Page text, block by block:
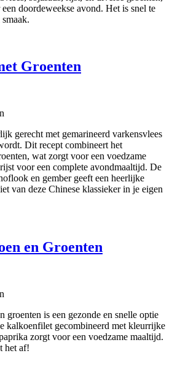
doordeweekse avond. Het is snel te
Groenten
gerecht met gemarineerd varkensvlees
Dit recept combineert het
wat zorgt voor een voedzame
voor een complete avondmaaltijd. De
en gember geeft een heerlijke
van deze Chinese klassieker in je eigen
en Groenten
groenten is een gezonde en snelle optie
kalkoenfilet gecombineerd met kleurrijke
zorgt voor een voedzame maaltijd.
het af!